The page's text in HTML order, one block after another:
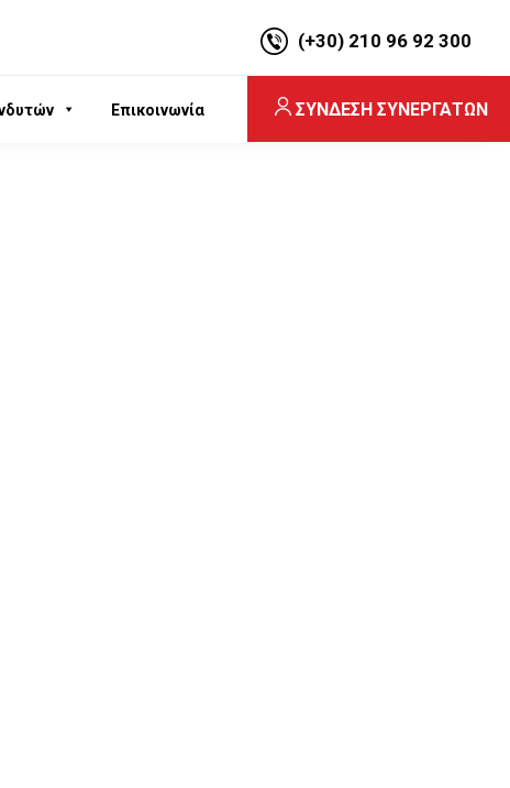
(+30) 210 96 92 300
Επικοινωνία ΣΥΝΔΕΣΗ ΣΥΝΕΡΓΑΤΩΝ